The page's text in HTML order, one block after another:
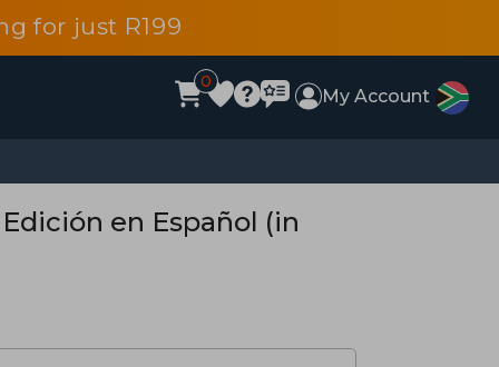
for just R199
0
My Account
en Español (in